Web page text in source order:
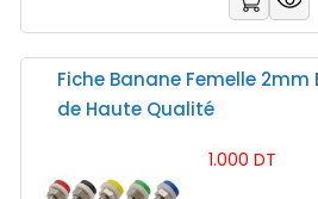
Fiche Banane Femelle
de Haute Qualité
1.000 DT